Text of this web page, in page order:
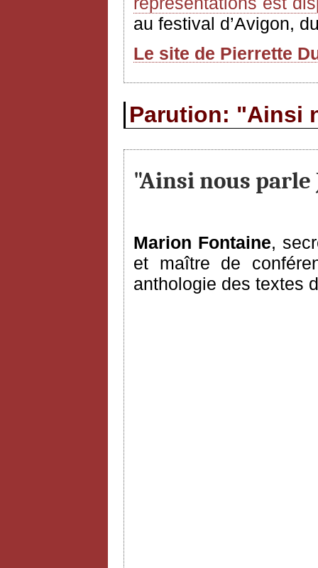
au festival d’Avigon,
Le site de Pierrette
Parution: "Ainsi
"Ainsi nous parle
Marion Fontaine,
et maître de
anthologie des textes